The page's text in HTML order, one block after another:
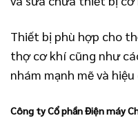
Thiết bị phù hợp cho
thợ cơ khí cũng như
nhám mạnh mẽ và hiệu
Công ty Cổ phần Điện máy